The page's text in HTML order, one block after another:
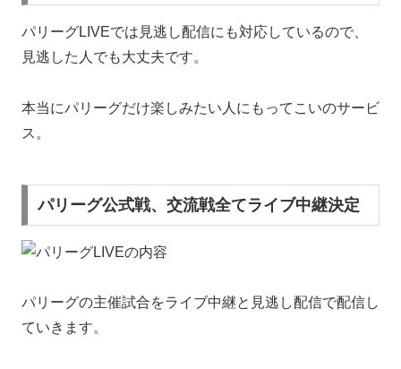
パリーグLIVEでは見逃し配信にも対応しているので、
見逃した人でも大丈夫です。
本当にパリーグだけ楽しみたい人にもってこいのサービ
ス。
パリーグ公式戦、交流戦全てライブ中継決定
パリーグの主催試合をライブ中継と見逃し配信で配信し
ていきます。